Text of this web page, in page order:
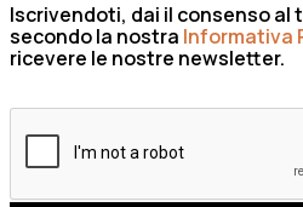
Iscrivendoti, dai il consenso
secondo la nostra Informativa
ricevere le nostre newsletter.